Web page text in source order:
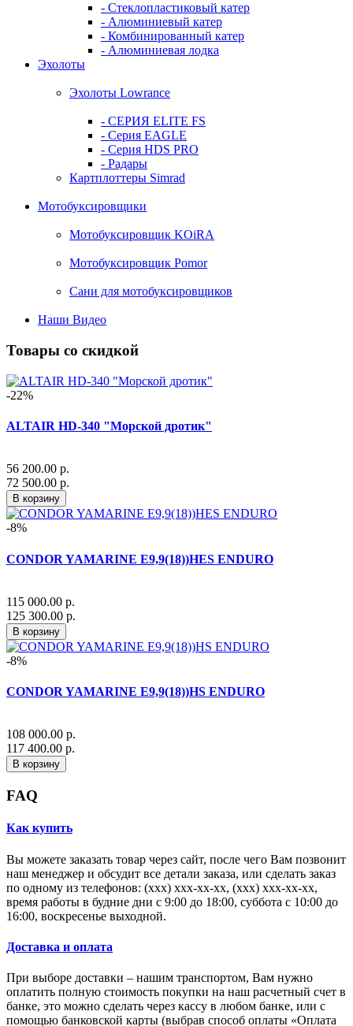
- Cтеклопластиковый катер
- Алюминиевый катер
- Комбинированный катер
- Алюминиевая лодка
Эхолоты
Эхолоты Lowrance
- СЕРИЯ ELITE FS
- Серия EAGLE
- Серия HDS PRO
- Радары
Картплоттеры Simrad
Мотобуксировщики
Мотобуксировщик KOiRA
Мотобуксировщик Pomor
Сани для мотобуксировщиков
Наши Видео
Товары со скидкой
-22%
ALTAIR HD-340 "Морской дротик"
56 200.00 р.
72 500.00 р.
В корзину
-8%
CONDOR YAMARINE E9,9(18))HES ENDURO
115 000.00 р.
125 300.00 р.
В корзину
-8%
CONDOR YAMARINE E9,9(18))HS ENDURO
108 000.00 р.
117 400.00 р.
В корзину
FAQ
Как купить
Вы можете заказать товар через сайт, после чего Вам позвонит
наш менеджер и обсудит все детали заказа, или сделать заказ
по одному из телефонов: (xxx) xxx-xx-xx, (xxx) xxx-xx-xx,
время работы в будние дни с 9:00 до 18:00, суббота с 10:00 до
16:00, воскресенье выходной.
Доставка и оплата
При выборе доставки – нашим транспортом, Вам нужно
оплатить полную стоимость покупки на наш расчетный счет в
банке, это можно сделать через кассу в любом банке, или с
помощью банковской карты (выбрав способ оплаты «Оплата